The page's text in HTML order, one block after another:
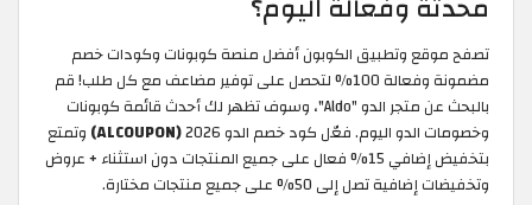
تصفح موقع وتطبيق الكوبون أفضل منصة كوبونات وكودات خصم
مضمونة وفعالة 100% لتحصل على توفير مضاعف مع كل طلب! قم
بالبحث عن متجر الدو "Aldo"، وسوف تظهر لك أحدث قائمة كوبونات
وخصومات الدو اليوم. فعّل كود خصم الدو 2026
(ALCOUPON)
وتمتع
بتخفيض إضافي 15% فعال على جميع المنتجات دون استثناء + عروض
وتخفيضات إضافية تصل إلى 50% على جميع منتجات مختارة.